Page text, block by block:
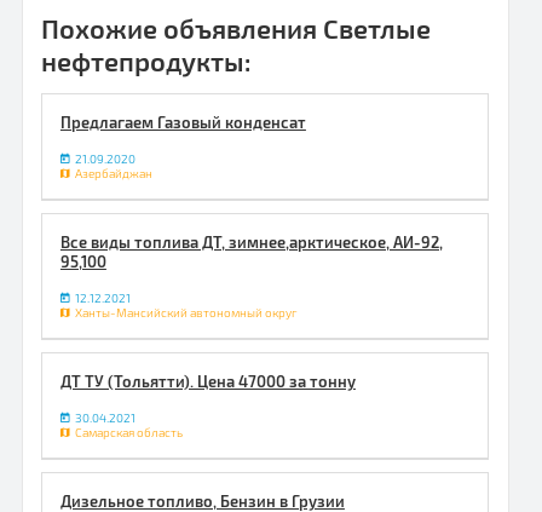
Похожие объявления Светлые
нефтепродукты:
Предлагаем Газовый конденсат
21.09.2020
Азербайджан
Все виды топлива ДТ, зимнее,арктическое, АИ-92,
95,100
12.12.2021
Ханты-Мансийский автономный округ
ДТ ТУ (Тольятти). Цена 47000 за тонну
30.04.2021
Самарская область
Дизельное топливо, Бензин в Грузии